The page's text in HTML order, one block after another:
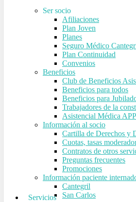
Ser socio
Afiliaciones
Plan Joven
Planes
Seguro Médico
Plan Continuidad
Convenios
Beneficios
Club de Beneficios
Beneficios para todos
Beneficios para
Trabajadores de la
Asistencial Médica APP
Información al socio
Cartilla de Derechos y
Cuotas, tasas
Contratos de otros
Preguntas frecuentes
Promociones
Información paciente
Cantegril
San Carlos
Servicios